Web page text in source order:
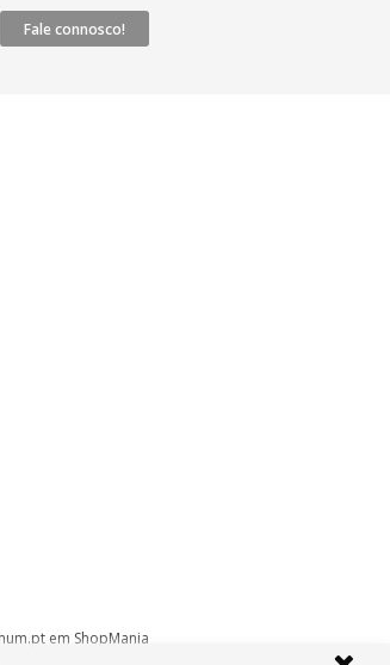
Fale connosco!